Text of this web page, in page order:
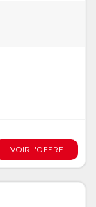
VOIR L'OFFRE